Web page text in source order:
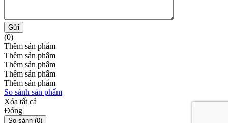
Gửi
(0)
Thêm sản phẩm
Thêm sản phẩm
Thêm sản phẩm
Thêm sản phẩm
Thêm sản phẩm
So sánh sản phẩm
Xóa tất cả
Đóng
So sánh (0)